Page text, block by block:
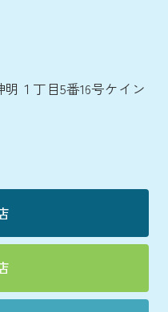
１丁目5番16号ケイン